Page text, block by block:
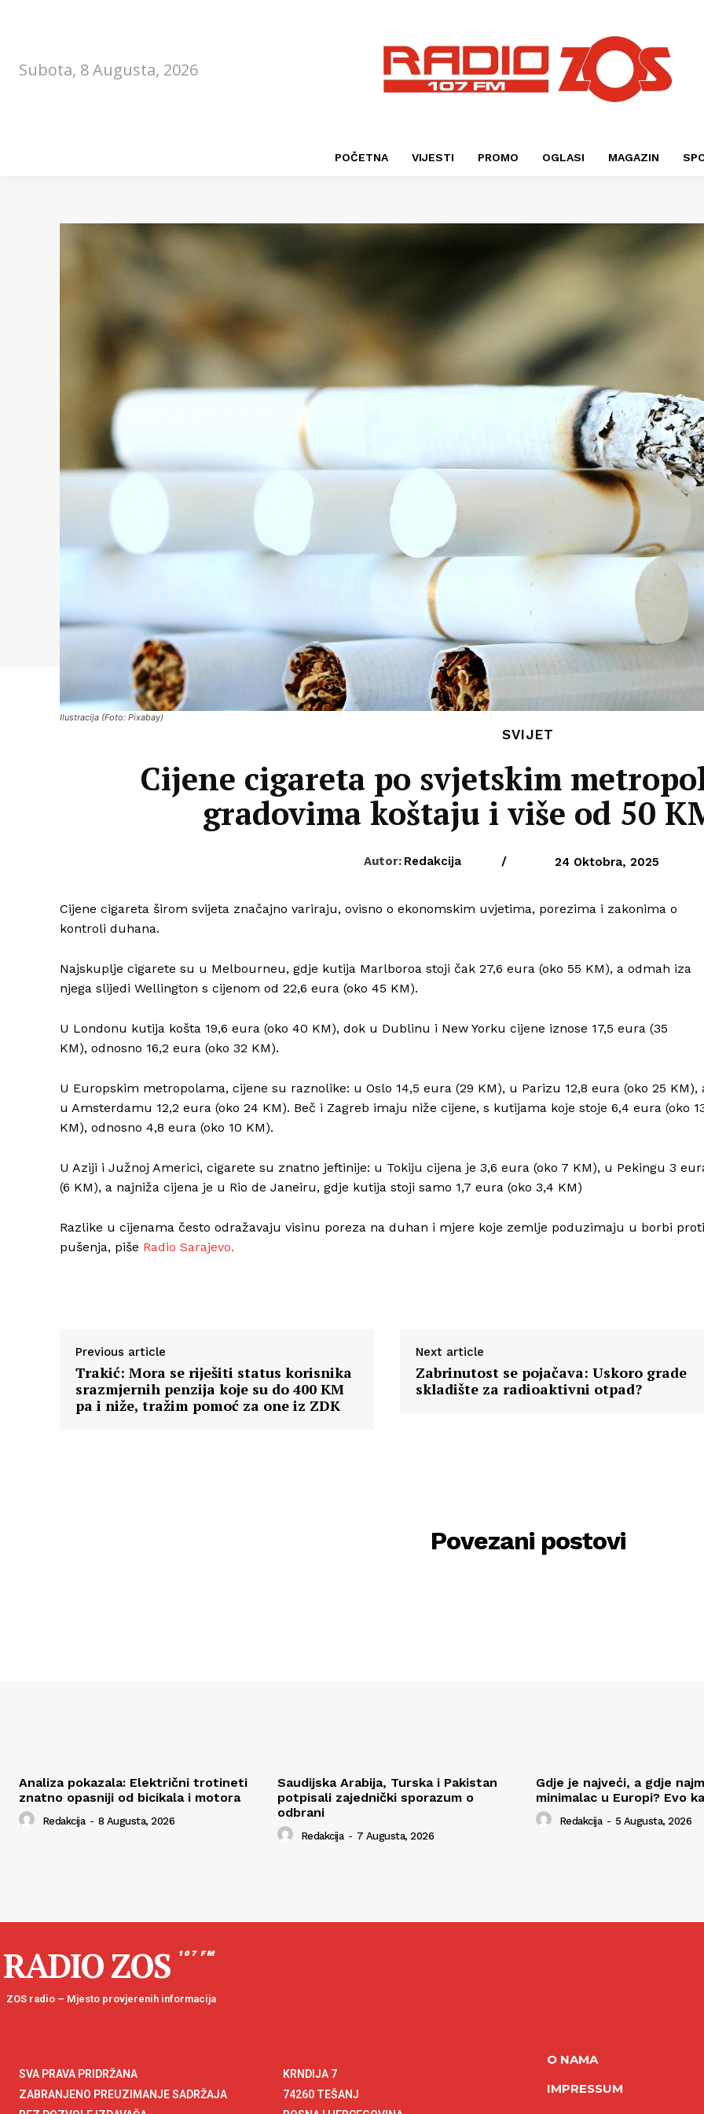
Subota, 8 Augusta, 2026
POČETNA VIJESTI PROMO OGLASI MAGAZIN
Ilustracija (Foto: Pixabay)
SVIJET
Cijene cigareta po svjetskim
gradovima koštaju i više od 50
Autor: Redakcija / 24 Oktobra, 2025
Cijene cigareta širom svijeta značajno variraju, ovisno o ekonomskim uvjetima, porezima i zakonima o
kontroli duhana.
Najskuplje cigarete su u Melbourneu, gdje kutija Marlboroa stoji čak 27,6 eura (oko 55 KM), a odmah iza
njega slijedi Wellington s cijenom od 22,6 eura (oko 45 KM).
U Londonu kutija košta 19,6 eura (oko 40 KM), dok u Dublinu i New Yorku cijene iznose 17,5 eura (35
KM), odnosno 16,2 eura (oko 32 KM).
U Europskim metropolama, cijene su raznolike: u Oslo 14,5 eura (29 KM), u Parizu 12,8 eura (oko 25 KM),
u Amsterdamu 12,2 eura (oko 24 KM). Beč i Zagreb imaju niže cijene, s kutijama koje stoje 6,4 eura (oko
KM), odnosno 4,8 eura (oko 10 KM).
U Aziji i Južnoj Americi, cigarete su znatno jeftinije: u Tokiju cijena je 3,6 eura (oko 7 KM), u Pekingu 3
(6 KM), a najniža cijena je u Rio de Janeiru, gdje kutija stoji samo 1,7 eura (oko 3,4 KM)
Razlike u cijenama često odražavaju visinu poreza na duhan i mjere koje zemlje poduzimaju u borbi
pušenja, piše Radio Sarajevo.
Previous article
Trakić: Mora se riješiti status korisnika
srazmjernih penzija koje su do 400 KM
pa i niže, tražim pomoć za one iz ZDK
Next article
Zabrinutost se pojačava: Uskoro grade
skladište za radioaktivni otpad?
Povezani postovi
Analiza pokazala: Električni trotineti
znatno opasniji od bicikala i motora
Redakcija - 8 Augusta, 2026
Saudijska Arabija, Turska i Pakistan
potpisali zajednički sporazum o
odbrani
Redakcija - 7 Augusta, 2026
Gdje je najveći, a gdje
minimalac u Europi? Evo
Redakcija - 5 Augusta, 2026
RADIO ZOS 107 FM
ZOS radio – Mjesto provjerenih informacija
SVA PRAVA PRIDRŽANA
ZABRANJENO PREUZIMANJE SADRŽAJA
KRNDIJA 7
74260 TEŠANJ
O NAMA
IMPRESSUM